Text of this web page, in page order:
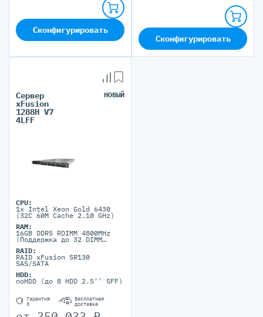
Сконфигурировать
Сконфигурировать
Сервер
xFusion
1288H V7
4LFF
НОВЫЙ
CPU:
1x Intel Xeon Gold 6430
(32C 60M Cache 2.10 GHz)
RAM:
16GB DDR5 RDIMM 4800MHz
(Поддержка до 32 DIMM
портов DDR5)
RAID:
RAID xFusion SR130
SAS/SATA
HDD:
noHDD (до 8 HDD 2.5'' SFF)
Гарантия
3
Бесплатная
доставка